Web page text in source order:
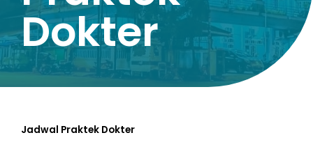
Dokter
Jadwal Praktek Dokter